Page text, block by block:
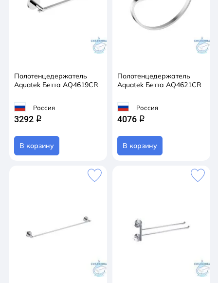
Полотенцедержатель
Aquatek Бетта AQ4619CR
Россия
3292 q
В корзину
Полотенцедержатель
Aquatek Бетта AQ4621CR
Россия
4076 q
В корзину